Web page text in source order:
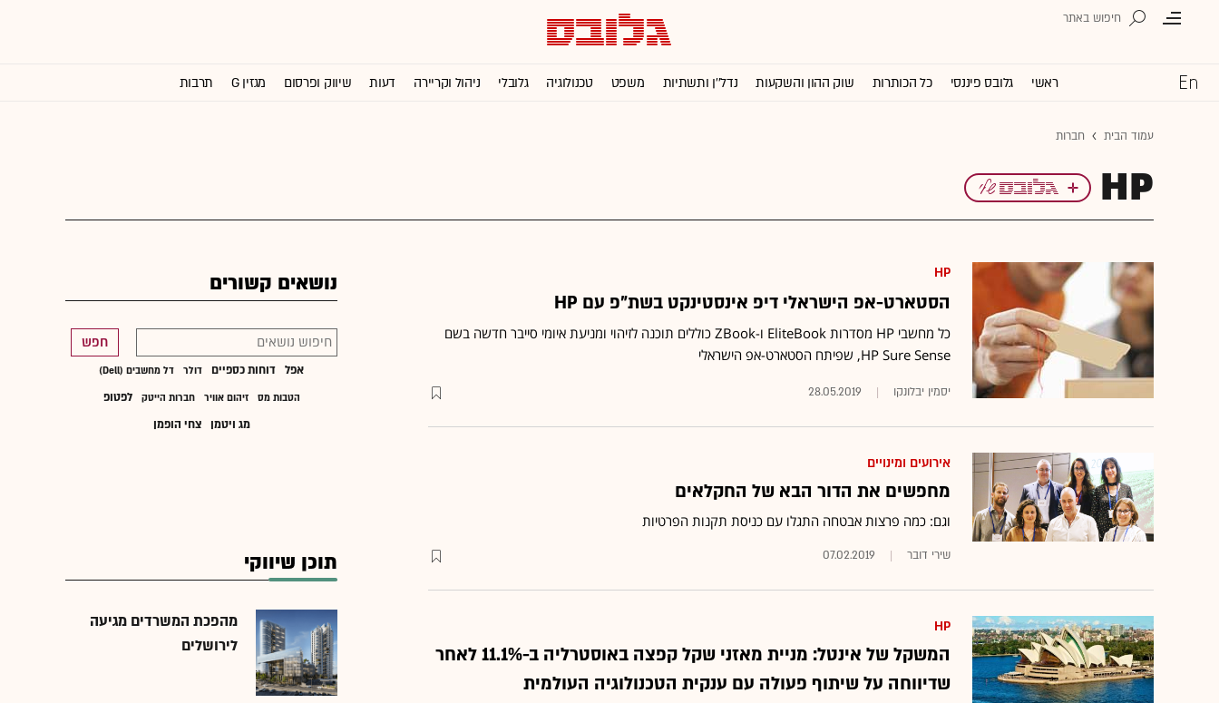
ראשי גלובס פיננסי כל הכותרות שוק ההון והשקעות נדל''ן ותשתיות משפט טכנולוגיה גלובלי ניהול וקריירה דעות שיווק ופרסום מגזין G תרבות
עמוד הבית חברות
HP
HP
הסטארט-אפ הישראלי דיפ אינסטינקט בשת"פ עם HP
כל מחשבי HP מסדרות EliteBook ו-ZBook כוללים תוכנה לזיהוי ומניעת איומי סייבר חדשה בשם
HP Sure Sense, שפיתח הסטארט-אפ הישראלי
יסמין יבלונקו 28.05.2019
אירועים ומינויים
מחפשים את הדור הבא של החקלאים
וגם: כמה פרצות אבטחה התגלו עם כניסת תקנות הפרטיות
שירי דובר 07.02.2019
HP
המשקל של אינטל: מניית מאזני שקל קפצה באוסטרליה ב-11.1% לאחר
שדיווחה על שיתוף פעולה עם ענקית הטכנולוגיה העולמית
נושאים קשורים
חפש
אפל דוחות כספיים דולר דל מחשבים (Dell)
הטבות מס זיהום אוויר חברות הייטק
לפטופ
מג ויטמן
צחי הופמן
תוכן שיווקי
מהפכת המשרדים מגיעה
לירושלים